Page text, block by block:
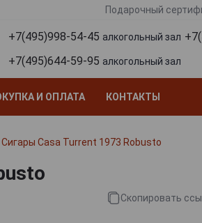
Подарочный
+7(495)998-54-45 алкогольный зал
+7(495)644-59-95 алкогольный зал
И ОПЛАТА КОНТАКТЫ
Сигары Casa Turrent 1973 Robusto
Скопировать